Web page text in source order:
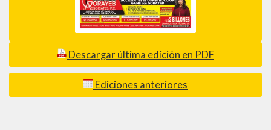
Descargar última edición en PDF
Ediciones anteriores